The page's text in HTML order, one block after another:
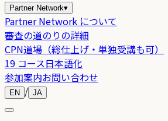
Partner Network▾
Partner Network について
審査の道のりの詳細
CPN道場（総仕上げ・単独受講も可）
19 コース日本語化
参加案内お問い合わせ
EN / JA